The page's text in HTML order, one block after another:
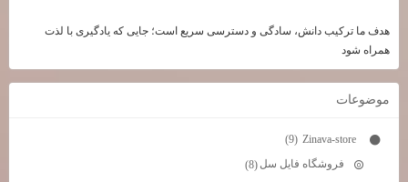
هدف ما ترکیب دانش، سادگی و دسترسی سریع است؛ جایی که یادگیری با لذت
همراه شود
موضوعات
(9)
فروشگاه فایل سل (8)